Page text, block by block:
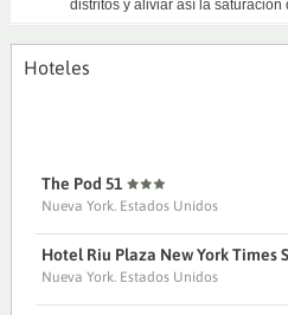
distritos y aliviar así la saturación
Hoteles
The Pod 51
Nueva York. Estados Unidos
Hotel Riu Plaza New York Times
Nueva York. Estados Unidos